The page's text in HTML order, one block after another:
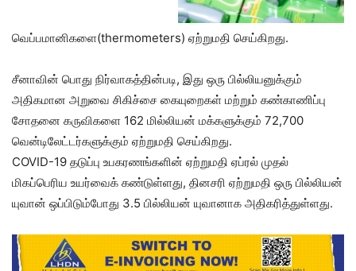
வெப்பமானிகளை(thermometers) ஏற்றுமதி செய்கிறது.
சீனாவின் பொது நிர்வாகத்தின்படி, இது ஒரு பில்லியனுக்கும்
அதிகமான அறுவை சிகிச்சை கையுறைகள் மற்றும் கண்காணிப்பு
சோதனை கருவிகளை 162 மில்லியன் மக்களுக்கும் 72,700
வென்டிலேட்டர்களுக்கும் ஏற்றுமதி செய்கிறது.
COVID-19 தடுப்பு உபகரணங்களின் ஏற்றுமதி ஏப்ரல் முதல்
மிகப்பெரிய உயர்வைக் கண்டுள்ளது, தினசரி ஏற்றுமதி ஒரு பில்லியன்
யுவான் ஒப்பிடும்போது 3.5 பில்லியன் யுவானாக அதிகரித்துள்ளது.